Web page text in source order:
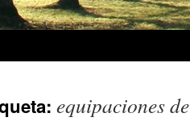
equipaciones